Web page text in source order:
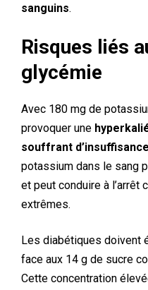
sanguins.
Risques liés
glycémie
Avec 180 mg de
provoquer une
souffrant
potassium dans le sang
et peut conduire à l’arrêt
extrêmes.
Les diabétiques doivent
face aux 14 g de sucre
Cette concentration